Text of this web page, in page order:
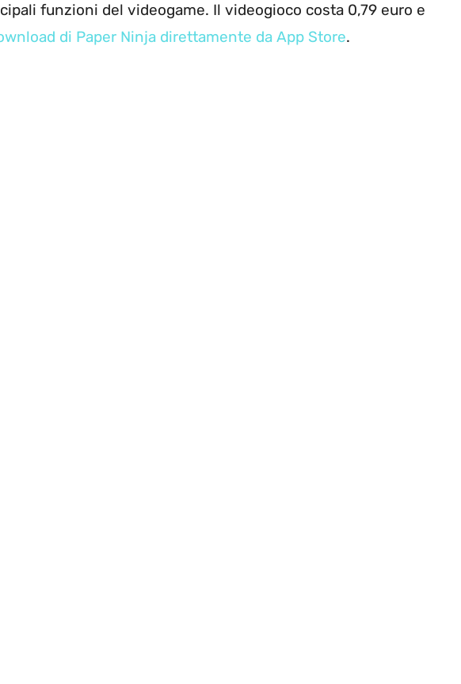
funzioni del videogame. Il videogioco costa 0,79 euro e
di Paper Ninja direttamente da App Store.